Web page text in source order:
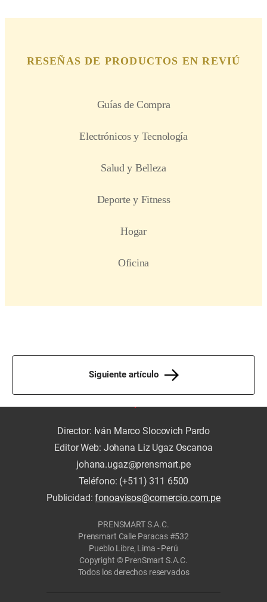
Siguiente artículo
Director: Iván Marco Slocovich Pardo
Editor Web: Johana Liz Ugaz Oscanoa
johana.ugaz@prensmart.pe
Teléfono: (+511) 311 6500
Publicidad:fonoavisos@comercio.com.pe
PRENSMART S.A.C.
Prensmart Calle Paracas #532
Pueblo Libre, Lima - Perú
Copyright © PrenSmart S.A.C.
Todos los derechos reservados